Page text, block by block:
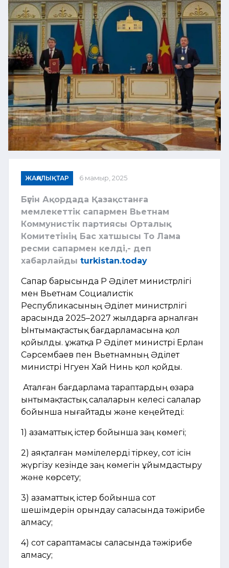
ЖАҢАЛЫҚТАР 6 мамыр, 2025
Бүгін Ақордада Қазақстанға
мемлекеттік сапармен Вьетнам
Коммунистік партиясы Орталық
Комитетінің Бас хатшысы То Лама
ресми сапармен келді,- деп
хабарлайды turkistan.today
Сапар барысында ҚР Әділет министрлігі
мен Вьетнам Социалистік
Республикасының Әділет министрлігі
арасында 2025–2027 жылдарға арналған
Ынтымақтастық бағдарламасына қол
қойылды. Құжатқа ҚР Әділет министрі Ерлан
Сәрсембаев пен Вьетнамның Әділет
министрі Нгуен Хай Нинь қол қойды.
Аталған бағдарлама тараптардың өзара
ынтымақтастық салаларын келесі салалар
бойынша нығайтады және кеңейтеді:
1) азаматтық істер бойынша заң көмегі;
2) аяқталған мәмілелерді тіркеу, сот ісін
жүргізу кезінде заң көмегін ұйымдастыру
және көрсету;
3) азаматтық істер бойынша сот
шешімдерін орындау саласында тәжірибе
алмасу;
4) сот сараптамасы саласында тәжірибе
алмасу;